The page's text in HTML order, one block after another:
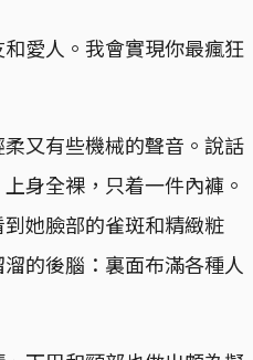
和愛人。我會實現你最瘋狂
又有些機械的聲音。說話
身全裸，只着一件內褲。
她臉部的雀斑和精緻粧
的後腦：裏面布滿各種人